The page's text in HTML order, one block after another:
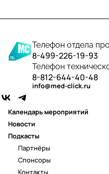
Телефон отдела
8-499-226-19-93
Телефон
8-812-644-40-48
info@med-click.ru
Календарь мероприятий
Новости
Подкасты
Партнёры
Спонсоры
Контакты